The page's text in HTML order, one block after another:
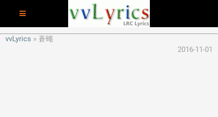
vvLyrics
蒼蠅
2016-11-01